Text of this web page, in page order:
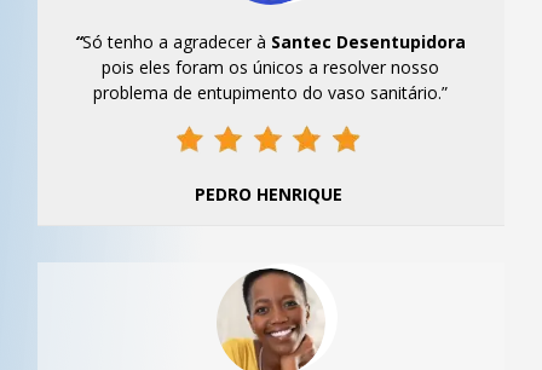
“Só tenho a agradecer à Santec Desentupidora
pois eles foram os únicos a resolver nosso
problema de entupimento do vaso sanitário.”
PEDRO HENRIQUE